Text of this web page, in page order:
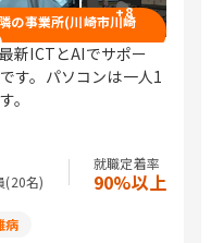
+8
の事業所(川崎市川崎
新ICTとAIでサポー
す。パソコンは一人1
。
(20名)
就職定着率
90%以上
病